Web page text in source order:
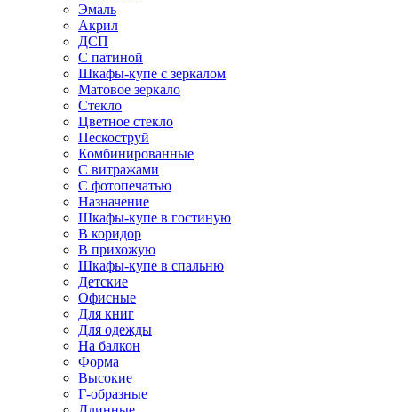
Эмаль
Акрил
ДСП
С патиной
Шкафы-купе с зеркалом
Матовое зеркало
Стекло
Цветное стекло
Пескоструй
Комбинированные
С витражами
С фотопечатью
Назначение
Шкафы-купе в гостиную
В коридор
В прихожую
Шкафы-купе в спальню
Детские
Офисные
Для книг
Для одежды
На балкон
Форма
Высокие
Г-образные